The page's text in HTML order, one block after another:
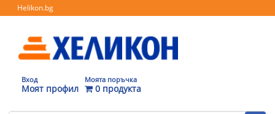
Helikon.bg
Вход
Моят профил
Моята поръчка
0 продукта